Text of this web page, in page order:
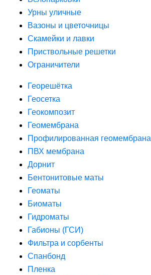
Урны уличные
Вазоны и цветочницы
Скамейки и лавки
Приствольные решетки
Ограничители
Георешётка
Геосетка
Геокомпозит
Геомембрана
Профилированная геомембрана
ПВХ мембрана
Дорнит
Бентонитовые маты
Геоматы
Биоматы
Гидроматы
Габионы (ГСИ)
Фильтра и сорбенты
Спанбонд
Пленка